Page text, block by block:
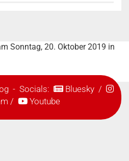
Sonntag, 20. Oktober 2019 in
- Socials: Bluesky/
/ Youtube